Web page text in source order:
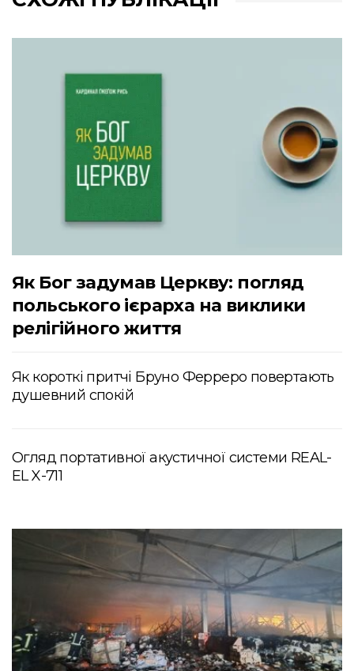
Як Бог задумав Церкву: погляд
польського ієрарха на виклики
релігійного життя
Як короткі притчі Бруно Ферреро повертають
душевний спокій
Огляд портативної акустичної системи REAL-
EL X-711